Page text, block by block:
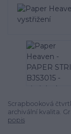
Scrapbooková
archivální kvalita.
popis